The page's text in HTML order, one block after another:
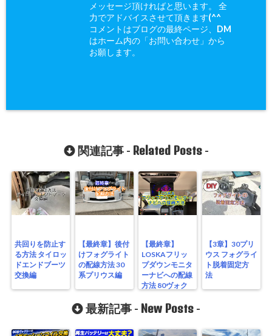
メッセージ頂ければと思います。 全
力でアドバイスさせて頂きます(^^ゞ
コメントはブログの最終ページ、DM
はホーム内の「お問い合わせ」から
お願します。
関連記事 - Related Posts-
共回りを防止す
る方法 タイロッ
ドエンドブーツ
交換編
【最終章】後付
けフォグライト
の配線方法 30
系プリウス編
【最終章】
LOSKAフリッ
プダウンモニタ
ーナビへの配線
方法 80ヴォク
Y62G
【3章】30プリ
ウス フォグライ
ト脱着固定方
法
最新記事 - New Posts -